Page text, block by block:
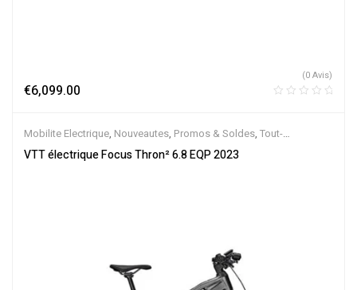
€6,099.00
(0 Avis)
Mobilite Electrique, Nouveautes, Promos & Soldes, Tout-
Suspendus,Vélo électrique ville,Velos Electriques
VTT électrique Focus Thron² 6.8 EQP 2023